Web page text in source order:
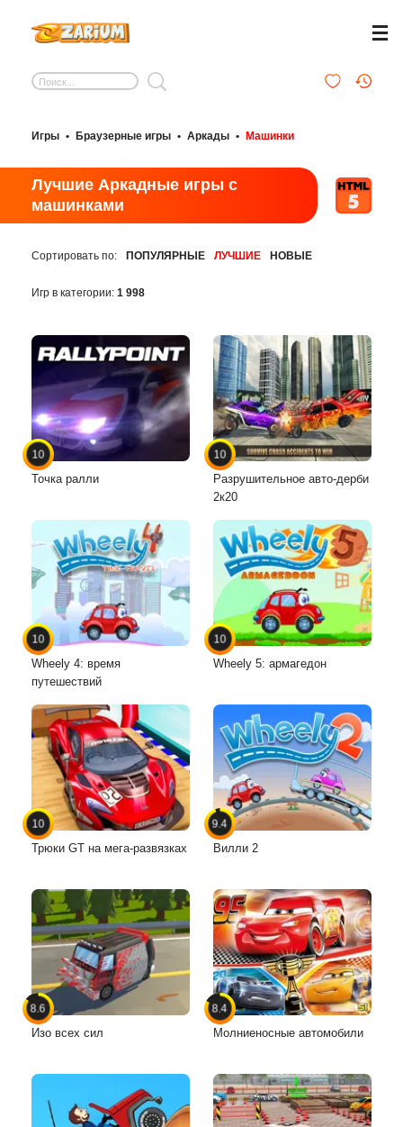
Игры • Браузерные игры • Аркады • Машинки
Лучшие Аркадные игры с
машинками
Сортировать по: ПОПУЛЯРНЫЕ ЛУЧШИЕ НОВЫЕ
Игр в категории: 1 998
10
Точка ралли
10
Разрушительное авто-дерби
2к20
10
Wheely 4: время
путешествий
10
Wheely 5: армагедон
10
Трюки GT на мега-развязках
9.4
Вилли 2
8.6
Изо всех сил
8.4
Молниеносные автомобили